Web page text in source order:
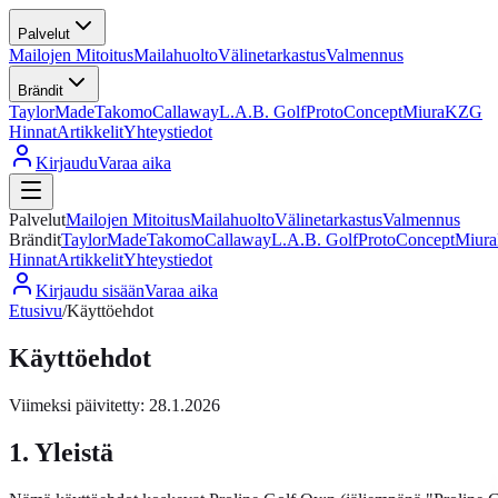
Palvelut
Mailojen MitoitusMailahuoltoVälinetarkastusValmennus
Brändit
TaylorMadeTakomoCallawayL.A.B. GolfProtoConceptMiuraKZG
HinnatArtikkelitYhteystiedot
KirjauduVaraa aika
PalvelutMailojen MitoitusMailahuoltoVälinetarkastusValmennus
BränditTaylorMadeTakomoCallawayL.A.B. GolfProtoConceptMiura
HinnatArtikkelitYhteystiedot
Kirjaudu sisäänVaraa aika
Etusivu/Käyttöehdot
Käyttöehdot
Viimeksi päivitetty: 28.1.2026
1. Yleistä